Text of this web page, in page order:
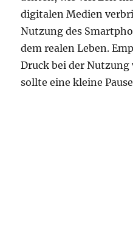
digitalen Medien
Nutzung des
dem realen Leben.
Druck bei der
sollte eine kleine